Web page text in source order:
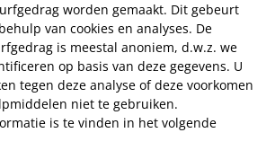
worden gemaakt. Dit gebeurt
van cookies en analyses. De
is meestal anoniem, d.w.z. we
op basis van deze gegevens. U
tegen deze analyse of deze voorkomen
niet te gebruiken.
is te vinden in het volgende